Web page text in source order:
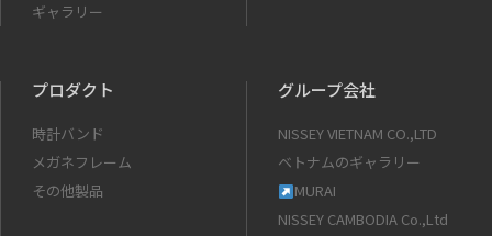
ギャラリー
プロダクト
時計バンド
メガネフレーム
その他製品
グループ会社
NISSEY VIETNAM CO.,LTD
ベトナムのギャラリー
MURAI
NISSEY CAMBODIA Co.,Ltd